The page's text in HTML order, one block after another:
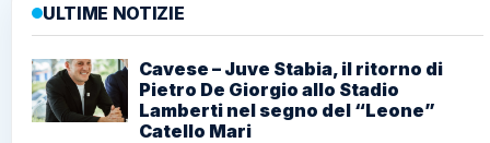
ULTIME NOTIZIE
Cavese – Juve Stabia, il ritorno di
Pietro De Giorgio allo Stadio
Lamberti nel segno del “Leone”
Catello Mari